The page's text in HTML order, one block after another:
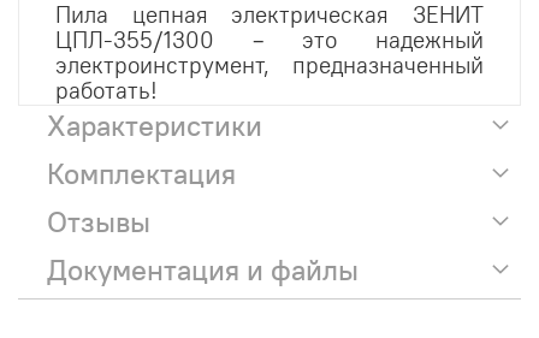
Пила цепная электрическая ЗЕНИТ
ЦПЛ-355/1300 – это надежный
электроинструмент, предназначенный
работать!
Характеристики
Комплектация
Отзывы
Документация и файлы